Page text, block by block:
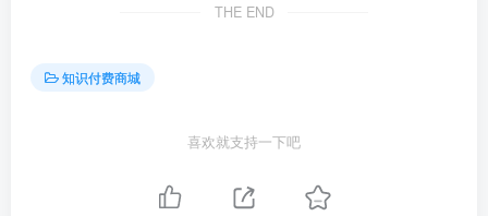
THE END
知识付费商城
喜欢就支持一下吧